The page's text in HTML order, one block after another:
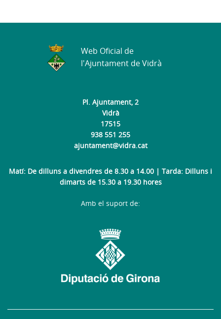
Pl. Ajuntament, 2
Vidrà
17515
938 551 255
ajuntament@vidra.cat
Matí: De dilluns a divendres de 8.30 a 14.00 | Tarda: Dilluns i
dimarts de 15.30 a 19.30 hores
Web Oficial de
l'Ajuntament de Vidrà
Amb el suport de: